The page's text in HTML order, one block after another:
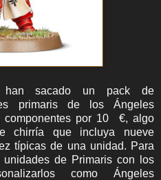
sacado un pack de
primaris de los Ángeles
componentes por 10 €, algo
chirría que incluya nueve
típicas de una unidad. Para
de Primaris con los
como Ángeles